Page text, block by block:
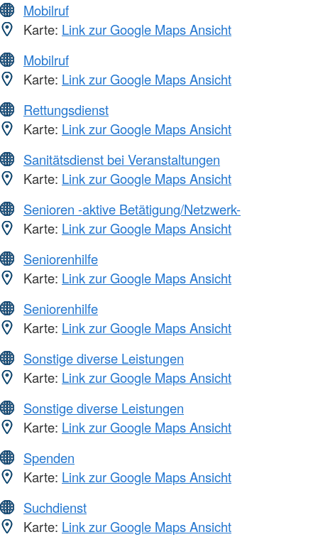
Mobilruf
Karte: Link zur Google Maps Ansicht
Mobilruf
Karte: Link zur Google Maps Ansicht
Rettungsdienst
Karte: Link zur Google Maps Ansicht
Sanitätsdienst bei Veranstaltungen
Karte: Link zur Google Maps Ansicht
Senioren -aktive Betätigung/Netzwerk-
Karte: Link zur Google Maps Ansicht
Seniorenhilfe
Karte: Link zur Google Maps Ansicht
Seniorenhilfe
Karte: Link zur Google Maps Ansicht
Sonstige diverse Leistungen
Karte: Link zur Google Maps Ansicht
Sonstige diverse Leistungen
Karte: Link zur Google Maps Ansicht
Spenden
Karte: Link zur Google Maps Ansicht
Suchdienst
Karte: Link zur Google Maps Ansicht